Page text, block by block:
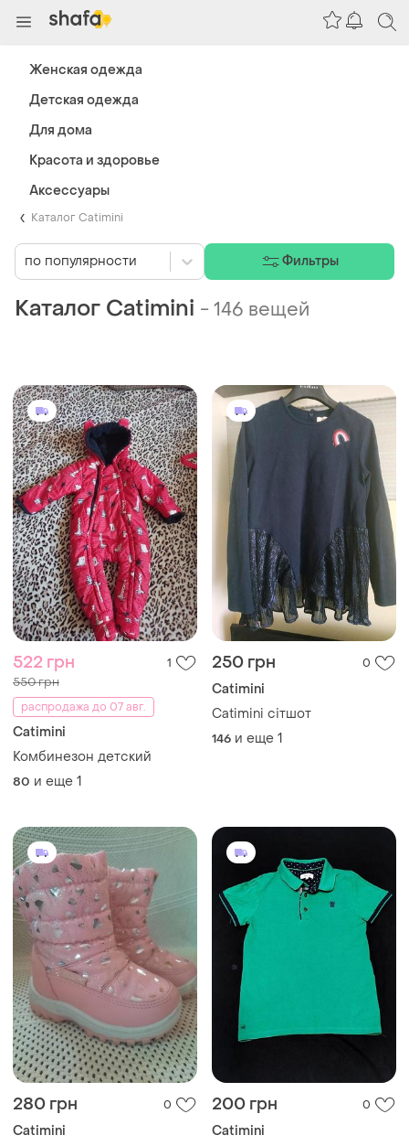
Каталог Catimini
Каталог Catimini -146 вещей
522 грн 1
550 грн
распродажа до 07 авг.
Catimini
Комбинезон детский
80 и еще 1
250 грн 0
Catimini
Catimini сітшот
146 и еще 1
280 грн 0
Catimini
200 грн 0
Catimini
по популярности Фильтры
Женская одежда
Детская одежда
Для дома
Красота и здоровье
Аксессуары